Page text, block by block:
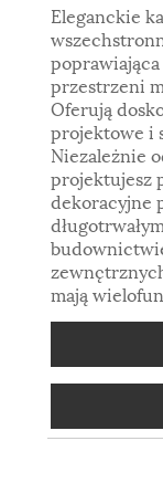
Eleganckie
przestrzeni
Oferują
projektowe i
Niezależnie
projektujesz
dekoracyjne
mają